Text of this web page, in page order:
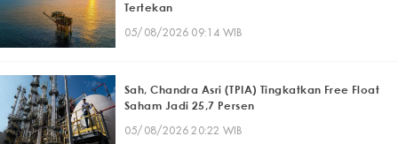
Tertekan
05/08/2026 09:14 WIB
Sah, Chandra Asri (TPIA) Tingkatkan Free Float
Saham Jadi 25,7 Persen
05/08/2026 20:22 WIB